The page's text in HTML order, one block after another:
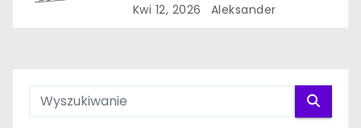
Kwi 12, 2026 Aleksander